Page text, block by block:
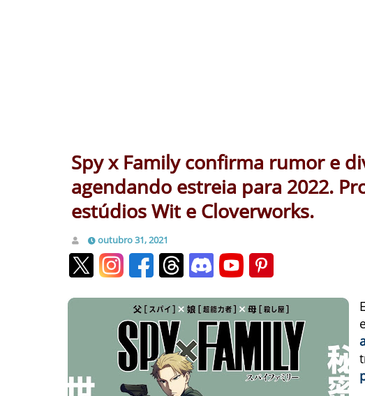
Spy x Family confirma rumor e
agendando estreia para 2022.
estúdios Wit e Cloverworks.
outubro 31, 2021